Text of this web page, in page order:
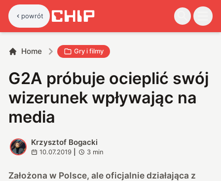
powrót
Home Gry i filmy
G2A próbuje ocieplić swój
wizerunek wpływając na
media
K
Krzysztof Bogacki
10.07.2019 3 min
Założona w Polsce, ale oficjalnie działająca z